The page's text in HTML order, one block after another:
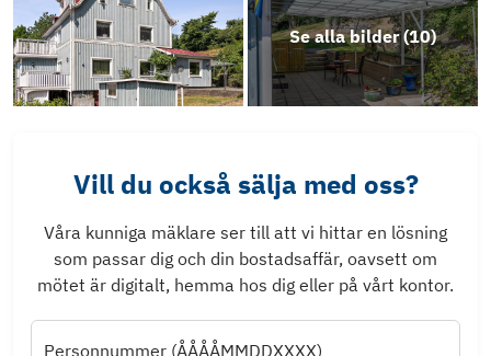
Se alla bilder (10)
Vill du också sälja med oss?
Våra kunniga mäklare ser till att vi hittar en lösning
som passar dig och din bostadsaffär, oavsett om
mötet är digitalt, hemma hos dig eller på vårt kontor.
Personnummer (ÅÅÅÅMMDDXXXX)